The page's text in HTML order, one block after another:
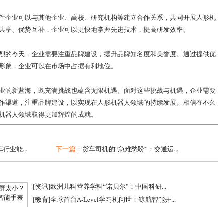
企业可以与其他企业、高校、研究机构等建立合作关系，共同开展人形机
、优势互补，企业可以更快地掌握先进技术，提高研发效率。
的今天，企业需要注重品牌建设，提升品牌知名度和美誉度。通过提供优
，企业可以在市场中占据有利地位。
的新蓝海，既充满挑战也蕴含无限机遇。面对这些挑战与机遇，企业需要
渠道，注重品牌建设，以实现在人形机器人领域的持续发展。相信在不久
人领域取得更加辉煌的成就。
行业能... 下一篇： 货车司机的“急难愁盼”：交通运...
[资讯]欧洲儿科营养学科“诺贝尔”：中国科研...
[教育]全球首台A-Level学习机问世：鲸航智能开...